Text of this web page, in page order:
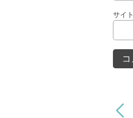
サイト